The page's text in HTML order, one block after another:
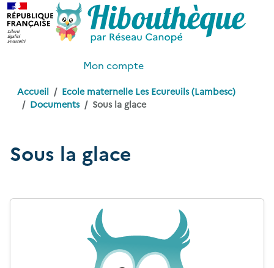
Mon compte
Accueil
Ecole maternelle Les Ecureuils (Lambesc)
Documents
Sous la glace
Sous la glace